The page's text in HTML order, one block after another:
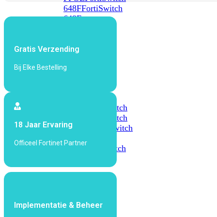
648FFortiSwitch
648F-
1000
FortiSwitch
FortiSwitch
T1024E
FortiSwitch
T1024F-
FPOEFortiSwitch
Gratis Verzending
Bij Elke Bestelling
18 Jaar Ervaring
Officeel Fortinet Partner
Implementatie & Beheer